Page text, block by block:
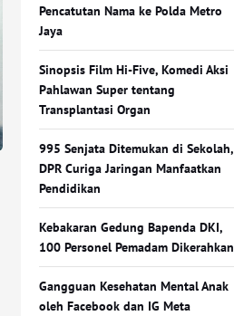
Pencatutan Nama ke Polda Metro
Jaya
Sinopsis Film Hi-Five, Komedi Aksi
Pahlawan Super tentang
Transplantasi Organ
995 Senjata Ditemukan di Sekolah,
DPR Curiga Jaringan Manfaatkan
Pendidikan
Kebakaran Gedung Bapenda DKI,
100 Personel Pemadam Dikerahkan
Gangguan Kesehatan Mental Anak
oleh Facebook dan IG Meta